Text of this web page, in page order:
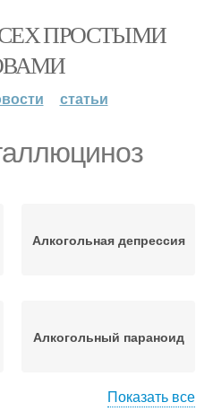
ПРОСТЫМИ
статьи
Алкогольная депрессия
Алкогольный параноид
Показать все